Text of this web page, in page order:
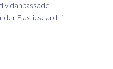
Elasticsearch i